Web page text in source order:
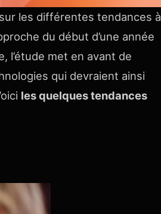
les différentes tendances à
du début d’une année
l’étude met en avant de
qui devraient ainsi
les quelques tendances